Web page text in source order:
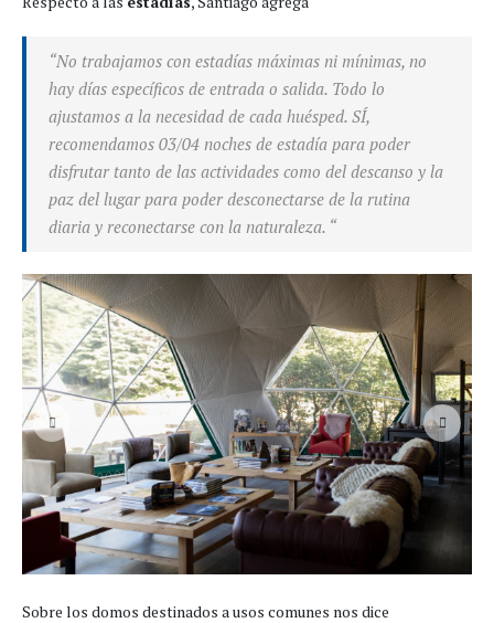
“No trabajamos con estadías máximas ni mínimas, no
hay días específicos de entrada o salida. Todo lo
ajustamos a la necesidad de cada huésped. SÍ,
recomendamos 03/04 noches de estadía para poder
disfrutar tanto de las actividades como del descanso y la
paz del lugar para poder desconectarse de la rutina
diaria y reconectarse con la naturaleza. “
Sobre los domos destinados a usos comunes nos dice